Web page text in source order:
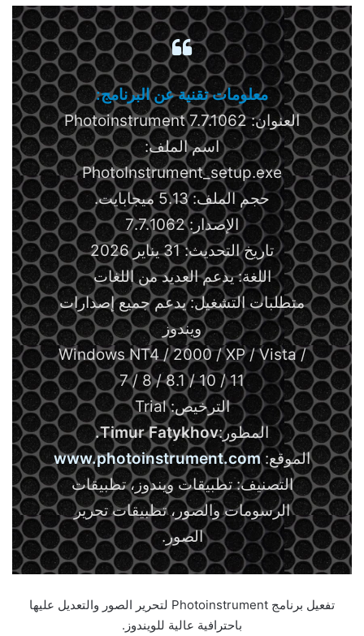
معلومات تقنية عن البرنامج:
العنوان: Photoinstrument 7.7.1062
اسم الملف:
PhotoInstrument_setup.exe
حجم الملف: 5.13 ميجابايت.
الإصدار: 7.7.1062
تاريخ التحديث: 31 يناير 2026
اللغة: يدعم العديد من اللغات
متطلبات التشغيل: يدعم جميع إصدارات
ويندوز
Windows NT4 / 2000 / XP / Vista /
7 / 8 / 8.1 / 10 / 11
الترخيص: Trial
المطور:Timur Fatykhov.
الموقع:www.photoinstrument.com
التصنيف: تطبيقات ويندوز، تطبيقات
الرسومات والصور، تطبيقات تحرير
الصور.
تفعيل برنامج Photoinstrument لتحرير الصور والتعديل عليها
باحترافية عالية للويندوز.